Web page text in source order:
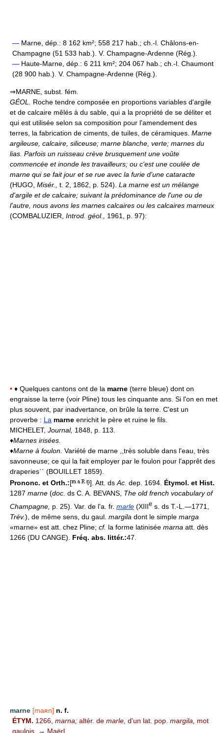
— Marne, dép.: 8 162 km²; 558 217 hab.; ch.-l. Châlons-en-
Champagne (51 533 hab.). V. Champagne-Ardenne (Rég.).
— Haute-Marne, dép.: 6 211 km²; 204 067 hab.; ch.-l. Chaumont
(28 900 hab.). V. Champagne-Ardenne (Rég.).
⇒MARNE, subst. fém.
GÉOL. Roche tendre composée en proportions variables d'argile
et de calcaire mêlés à du sable, qui a la propriété de se déliter et
qui est utilisée selon sa composition pour l'amendement des
terres, la fabrication de ciments, de tuiles, de céramiques. Marne
argileuse, calcaire, siliceuse; marne blanche, verte; marnes du
lias. Parfois un ruisseau crève brusquement une voûte
commencée et inonde les travailleurs; ou c'est une coulée de
marne qui se fait jour et se rue avec la furie d'une cataracte
(HUGO, Misér., t. 2, 1862, p. 524). La marne est un mélange
d'argile et de calcaire; suivant la prédominance de l'une ou de
l'autre, nous avons les marnes calcaires ou les calcaires marneux
(COMBALUZIER, Introd. géol., 1961, p. 97):
• ♦ Quelques cantons ont de la marne (terre bleue) dont on
engraisse la terre (voir Pline) tous les cinquante ans. Si l'on en met
plus souvent, par inadvertance, on brûle la terre. C'est un
proverbe : La marne enrichit le père et ruine le fils.
MICHELET, Journal, 1848, p. 113.
♦Marnes irisées.
♦Marne à foulon. Variété de marne ,,très soluble dans l'eau, très
savonneuse; ce qui la fait employer par le foulon pour l'apprêt des
draperies`` (BOUILLET 1859).
Prononc. et Orth.:[ ]. Att. ds Ac. dep. 1694. Étymol. et Hist.
1287 marne (doc. ds C. A. BEVANS, The old french vocabulary of
Champagne, p. 25). Var. de l'a. fr. marle (XIIIe s. ds T.-L.—1771,
Trév.), de même sens, du gaul. margila dont le simple marga
«marne» est att. chez Pline; cf. la forme latinisée marna att. dès
1266 (DU CANGE). Fréq. abs. littér.:47.
marne [maʀn] n. f.
ÉTYM. 1266, marna; altér. de marle, d'un lat. pop. margila,
mot
gaulois. → Maërl.